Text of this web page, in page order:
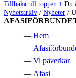
till
huvudnavigeringen
Tillbaka till toppen ↑ Du
Nyhetsarkiv / Nyheter /
Hem
Vi påverkar
Afasi